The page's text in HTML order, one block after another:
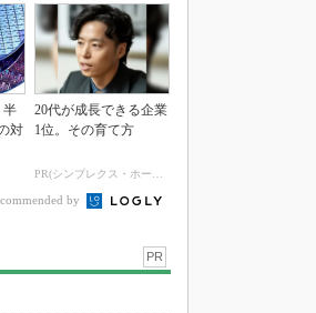
半
対
20代が成長できる企業
1位。その育て方
PR(シンプレクス・ホールディングス)
by
PR